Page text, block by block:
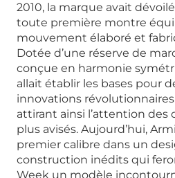
2010, la marque avait
toute première montre
mouvement élaboré et
Dotée d’une réserve de
conçue en harmonie
allait établir les bases pour
innovations révolutionnaires
attirant ainsi l’attention des
plus avisés. Aujourd’hui,
premier calibre dans un
construction inédits qui
Week un modèle